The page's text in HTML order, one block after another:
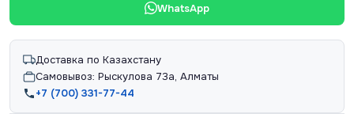
WhatsApp
Доставка по Казахстану
Самовывоз: Рыскулова 73а, Алматы
+7 (700) 331-77-44